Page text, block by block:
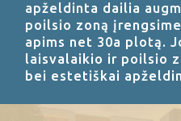
apželdinta dailia
poilsio zoną
apims net 30a plotą.
laisvalaikio ir poilsio
bei estetiškai